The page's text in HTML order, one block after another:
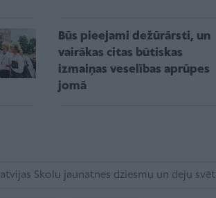
Būs pieejami dežūrārsti, un
vairākas citas būtiskas
izmaiņas veselības aprūpes
jomā
Skolu jaunatnes dziesmu un deju